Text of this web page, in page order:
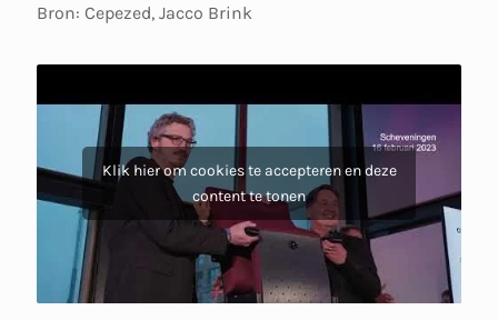
Bron: Cepezed, Jacco Brink
Klik hier om cookies te accepteren en deze
content te tonen